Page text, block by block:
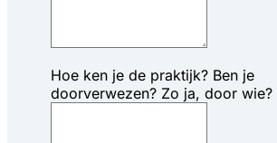
Hoe ken je de praktijk? Ben je
doorverwezen? Zo ja, door wie?